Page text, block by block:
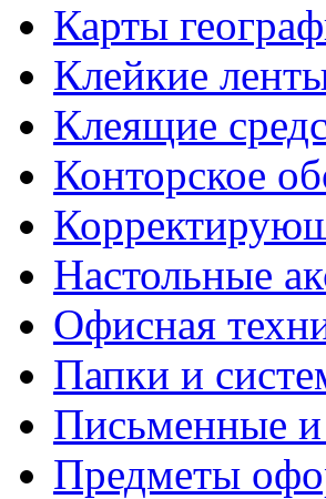
Карты
Клейкие
Клеящие
Конторское
Настольные
Офисная
Папки и
Письменные
Предметы